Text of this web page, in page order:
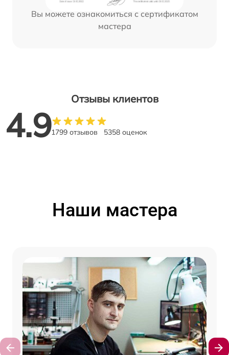
Вы можете ознакомиться с сертификатом
мастера
Отзывы клиентов
4.91799 отзывов 5358 оценок
Наши мастера